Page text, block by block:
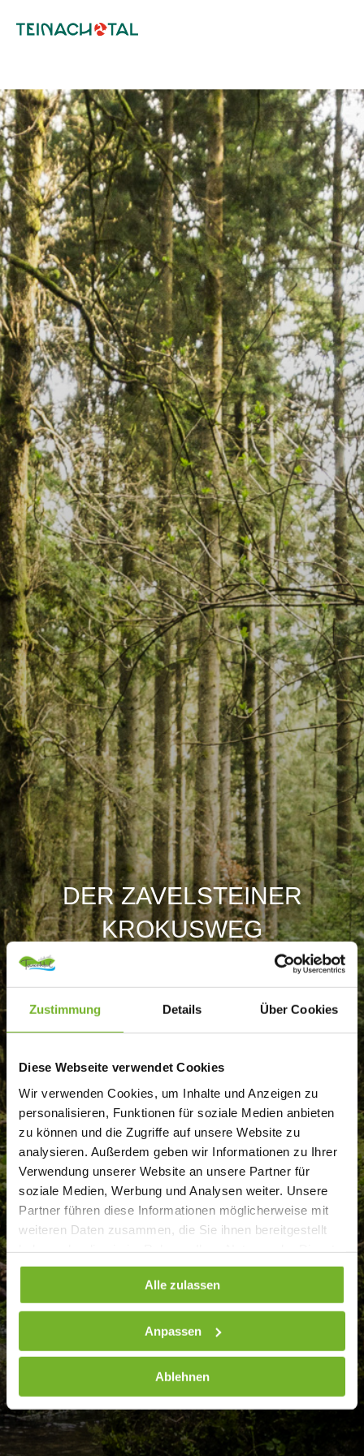
Zustimmung Details Über Cookies
Diese Webseite verwendet Cookies
Wir verwenden Cookies, um Inhalte und Anzeigen zu
personalisieren, Funktionen für soziale Medien anbieten
zu können und die Zugriffe auf unsere Website zu
analysieren. Außerdem geben wir Informationen zu Ihrer
Verwendung unserer Website an unsere Partner für
soziale Medien, Werbung und Analysen weiter. Unsere
Partner führen diese Informationen möglicherweise mit
weiteren Daten zusammen, die Sie ihnen bereitgestellt
gesammelt haben. Weitere Informationen finden Sie auf
DatenschutzseiteAlle zulassen
Anpassen
Ablehnen
DER ZAVELSTEINER
KROKUSWEG